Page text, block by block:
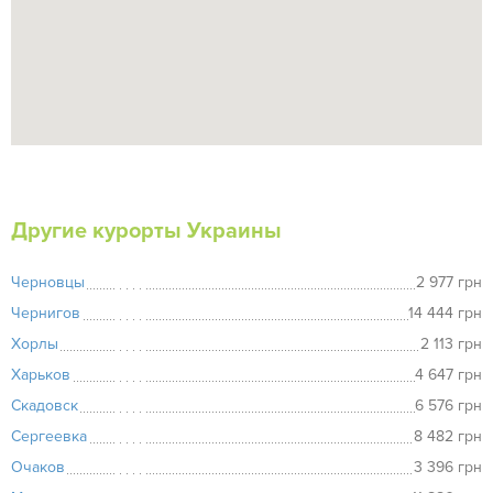
Другие курорты Украины
Черновцы
2 977 грн
Чернигов
14 444 грн
Хорлы
2 113 грн
Харьков
4 647 грн
Скадовск
6 576 грн
Сергеевка
8 482 грн
Очаков
3 396 грн